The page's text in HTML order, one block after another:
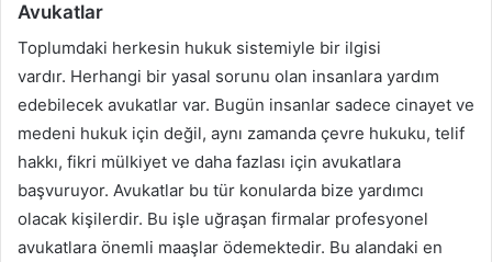
Avukatlar
Toplumdaki herkesin hukuk sistemiyle bir ilgisi
vardır. Herhangi bir yasal sorunu olan insanlara yardım
edebilecek avukatlar var. Bugün insanlar sadece cinayet ve
medeni hukuk için değil, aynı zamanda çevre hukuku, telif
hakkı, fikri mülkiyet ve daha fazlası için avukatlara
başvuruyor. Avukatlar bu tür konularda bize yardımcı
olacak kişilerdir. Bu işle uğraşan firmalar profesyonel
avukatlara önemli maaşlar ödemektedir. Bu alandaki en